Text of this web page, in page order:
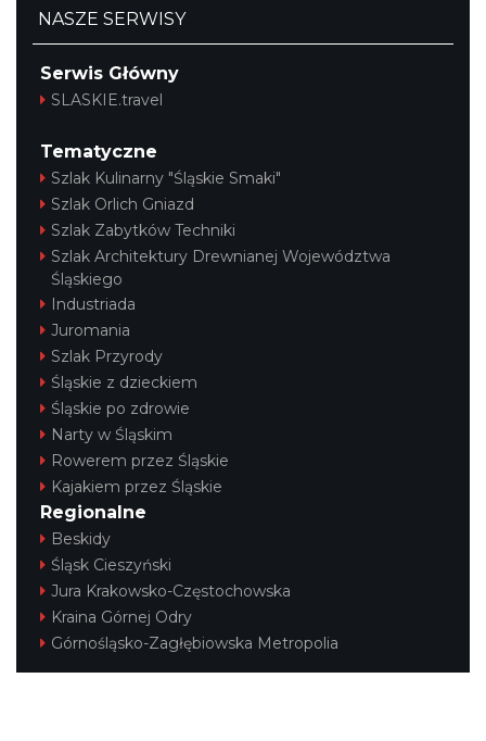
NASZE SERWISY
Serwis Główny
SLASKIE.travel
Tematyczne
Szlak Kulinarny "Śląskie Smaki"
Szlak Orlich Gniazd
Szlak Zabytków Techniki
Szlak Architektury Drewnianej Województwa
Śląskiego
Industriada
Juromania
Szlak Przyrody
Śląskie z dzieckiem
Śląskie po zdrowie
Narty w Śląskim
Rowerem przez Śląskie
Kajakiem przez Śląskie
Regionalne
Beskidy
Śląsk Cieszyński
Jura Krakowsko-Częstochowska
Kraina Górnej Odry
Górnośląsko-Zagłębiowska Metropolia